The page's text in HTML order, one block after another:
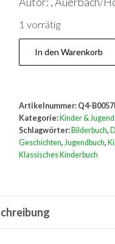
1 vorrätig
Auerbachs
Kinderfreund:
Kinder-
Kalender,
Band
schwarzen
In den Warenkorb
Artikelnummer: Q4-
Kategorie: Kinder & Jugend
Schlagwörter: Bilderbuch,
Geschichten, Jugendbuch,
Klassisches Kinderbuch